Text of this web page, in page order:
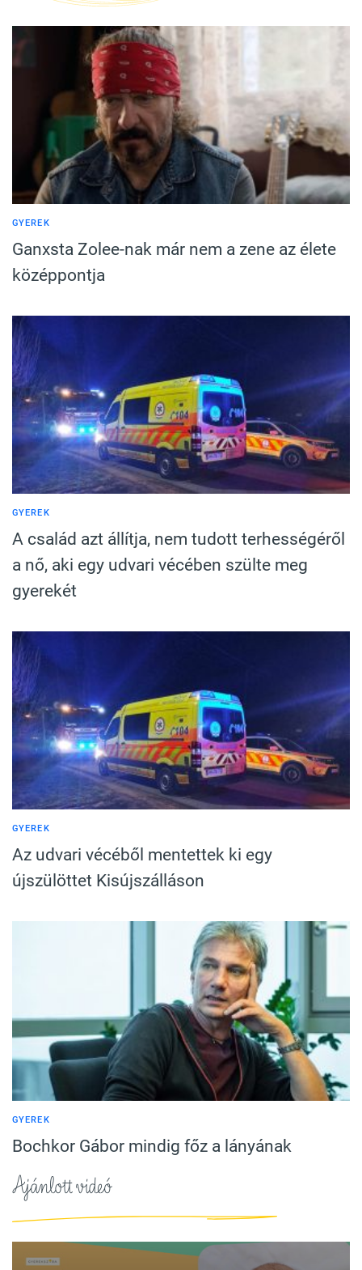
GYEREK
Ganxsta Zolee-nak már nem a zene az élete
középpontja
GYEREK
A család azt állítja, nem tudott terhességéről
a nő, aki egy udvari vécében szülte meg
gyerekét
GYEREK
Az udvari vécéből mentettek ki egy
újszülöttet Kisújszálláson
GYEREK
Bochkor Gábor mindig főz a lányának
Ajánlott videó